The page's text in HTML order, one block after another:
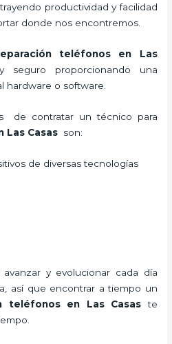
productividad y facilidad
donde nos encontremos.
teléfonos en Las
proporcionando una
hardware o software.
de contratar un técnico para
Las Casas son:
de diversas tecnologías
y evolucionar cada día
así que encontrar a tiempo un
teléfonos en Las Casas te